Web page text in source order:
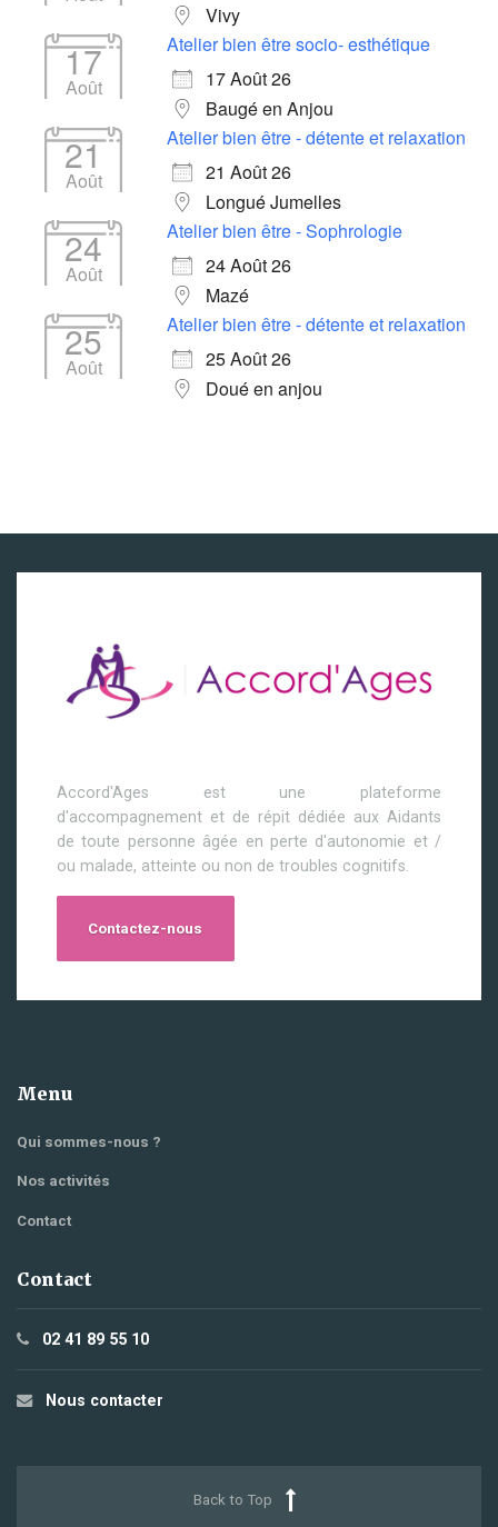
Vivy
17
Août
Atelier bien être socio- esthétique
17 Août 26
Baugé en Anjou
21
Août
Atelier bien être - détente et relaxation
21 Août 26
Longué Jumelles
24
Août
Atelier bien être - Sophrologie
24 Août 26
Mazé
25
Août
Atelier bien être - détente et relaxation
25 Août 26
Doué en anjou
Accord'Ages est une plateforme
d'accompagnement et de répit dédiée aux Aidants
de toute personne âgée en perte d'autonomie et /
ou malade, atteinte ou non de troubles cognitifs.
Contactez-nous
Menu
Qui sommes-nous ?
Nos activités
Contact
Contact
02 41 89 55 10
Nous contacter
Back to Top